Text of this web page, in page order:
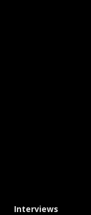
Interviews